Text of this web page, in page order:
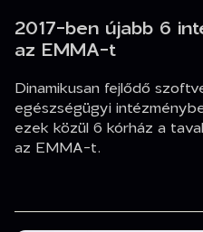
2017-ben újabb 6
az EMMA-t
Dinamikusan fejlődő
egészségügyi
ezek közül 6 kórház a
az EMMA-t.